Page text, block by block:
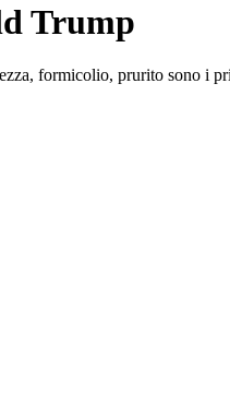
Trump
formicolio, prurito sono i